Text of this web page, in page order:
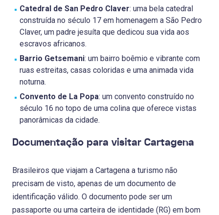
Catedral de San Pedro Claver: uma bela catedral
construída no século 17 em homenagem a São Pedro
Claver, um padre jesuíta que dedicou sua vida aos
escravos africanos.
Barrio Getsemani: um bairro boêmio e vibrante com
ruas estreitas, casas coloridas e uma animada vida
noturna.
Convento de La Popa: um convento construído no
século 16 no topo de uma colina que oferece vistas
panorâmicas da cidade.
Documentação para visitar Cartagena
Brasileiros que viajam a Cartagena a turismo não
precisam de visto, apenas de um documento de
identificação válido. O documento pode ser um
passaporte ou uma carteira de identidade (RG) em bom